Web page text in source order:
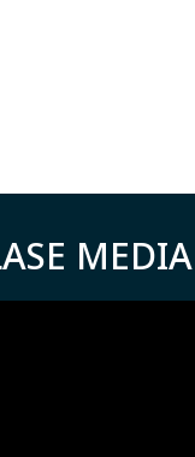
MEDIA